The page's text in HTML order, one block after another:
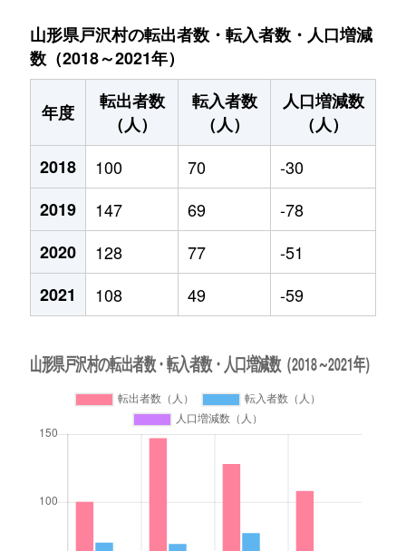
山形県戸沢村の転出者数・転入者数・人口増減
数（2018～2021年）
年度
転出者数
（人）
転入者数
（人）
人口増減数
（人）
2018
100 70
-30
2019
147 69
-78
2020
128 77
-51
2021
108 49 -59